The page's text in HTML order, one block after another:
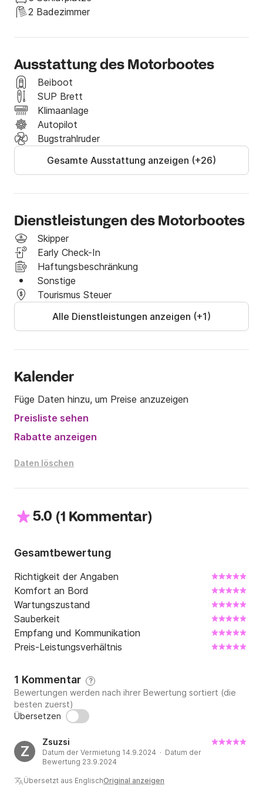
Ihnen ein spezielles Angebot in den Posteingang
schicken
2 Badezimmer
Ausstattung des Motorbootes
Beiboot
SUP Brett
Klimaanlage
Autopilot
Bugstrahlruder
Gesamte Ausstattung anzeigen (+26)
Dienstleistungen des Motorbootes
Skipper
Early Check-In
Haftungsbeschränkung
Sonstige
Tourismus Steuer
Alle Dienstleistungen anzeigen (+1)
Kalender
Füge Daten hinzu, um Preise anzuzeigen
Preisliste sehen
Rabatte anzeigen
Daten löschen
5.0 (1 Kommentar)
Gesamtbewertung
Richtigkeit der Angaben
Komfort an Bord
Wartungszustand
Sauberkeit
Empfang und Kommunikation
Preis-Leistungsverhältnis
1 Kommentar ?
Bewertungen werden nach ihrer Bewertung sortiert (die
besten zuerst)
Übersetzen
Z
Zsuzsi
Datum der Vermietung 14.9.2024 · Datum der
Bewertung 23.9.2024
Übersetzt aus EnglischOriginal anzeigen